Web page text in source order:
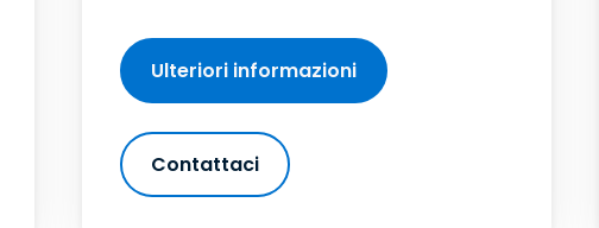
Ulteriori informazioni
Contattaci